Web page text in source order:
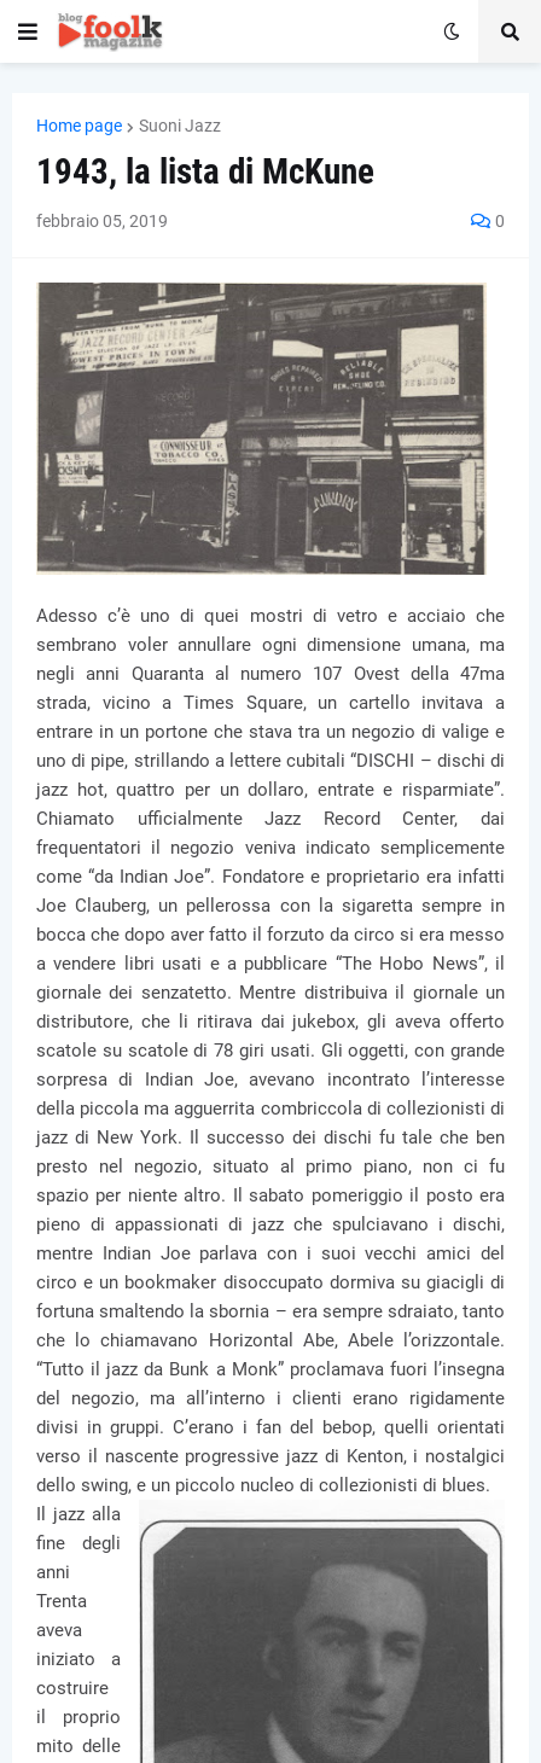
Home page Suoni Jazz
1943, la lista di McKune
febbraio 05, 2019 0
Adesso c’è uno di quei mostri di vetro e acciaio che
sembrano voler annullare ogni dimensione umana, ma
negli anni Quaranta al numero 107 Ovest della 47ma
strada, vicino a Times Square, un cartello invitava a
entrare in un portone che stava tra un negozio di valige e
uno di pipe, strillando a lettere cubitali “DISCHI – dischi di
jazz hot, quattro per un dollaro, entrate e risparmiate”.
Chiamato ufficialmente Jazz Record Center, dai
frequentatori il negozio veniva indicato semplicemente
come “da Indian Joe”. Fondatore e proprietario era infatti
Joe Clauberg, un pellerossa con la sigaretta sempre in
bocca che dopo aver fatto il forzuto da circo si era messo
a vendere libri usati e a pubblicare “The Hobo News”, il
giornale dei senzatetto. Mentre distribuiva il giornale un
distributore, che li ritirava dai jukebox, gli aveva offerto
scatole su scatole di 78 giri usati. Gli oggetti, con grande
sorpresa di Indian Joe, avevano incontrato l’interesse
della piccola ma agguerrita combriccola di collezionisti di
jazz di New York. Il successo dei dischi fu tale che ben
presto nel negozio, situato al primo piano, non ci fu
spazio per niente altro. Il sabato pomeriggio il posto era
pieno di appassionati di jazz che spulciavano i dischi,
mentre Indian Joe parlava con i suoi vecchi amici del
circo e un bookmaker disoccupato dormiva su giacigli di
fortuna smaltendo la sbornia – era sempre sdraiato, tanto
che lo chiamavano Horizontal Abe, Abele l’orizzontale.
“Tutto il jazz da Bunk a Monk” proclamava fuori l’insegna
del negozio, ma all’interno i clienti erano rigidamente
divisi in gruppi. C’erano i fan del bebop, quelli orientati
verso il nascente progressive jazz di Kenton, i nostalgici
dello swing, e un piccolo nucleo di collezionisti di blues.
Il jazz alla
fine degli
anni
Trenta
aveva
iniziato a
costruire
il proprio
mito delle